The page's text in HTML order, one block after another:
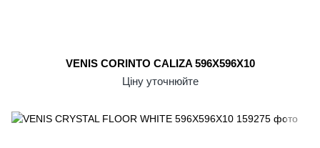
VENIS CORINTO CALIZA 596X596X10
Ціну уточнюйте